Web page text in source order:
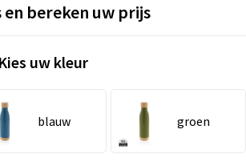
en bereken uw prijs
uw kleur
blauw groen